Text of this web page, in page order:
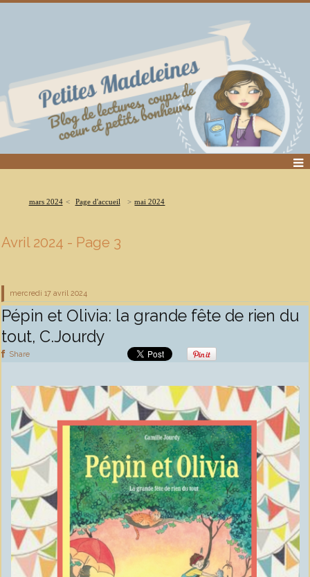
mars 2024 Page d'accueil mai 2024
Avril 2024 - Page 3
mercredi 17 avril 2024
Pépin et Olivia: la grande fête de rien du
tout, C.Jourdy
Share